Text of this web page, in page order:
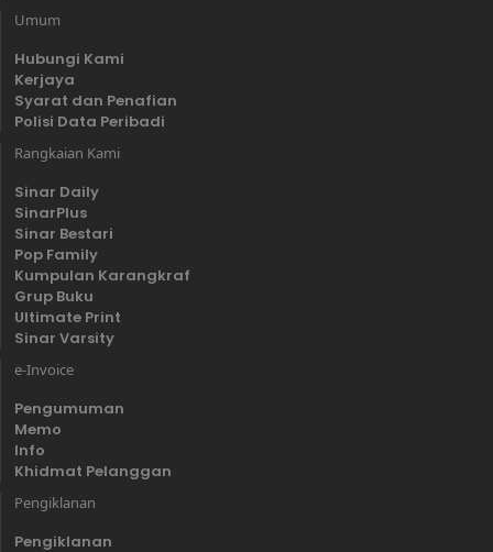
Umum
Hubungi Kami
Kerjaya
Syarat dan Penafian
Polisi Data Peribadi
Rangkaian Kami
Sinar Daily
SinarPlus
Sinar Bestari
Pop Family
Kumpulan Karangkraf
Grup Buku
Ultimate Print
Sinar Varsity
e-Invoice
Pengumuman
Memo
Info
Khidmat Pelanggan
Pengiklanan
Pengiklanan